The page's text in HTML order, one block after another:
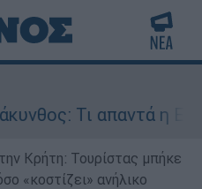
Τι απαντά η ΕΛΑΣ
Κρήτη: Τουρίστας μπήκε
«κοστίζει» ανήλικο